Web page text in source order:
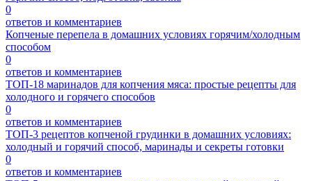
0
ответов и комментариев
Копченые перепела в домашних условиях горячим/холодным
способом
0
ответов и комментариев
ТОП-18 маринадов для копчения мяса: простые рецепты для
холодного и горячего способов
0
ответов и комментариев
ТОП-3 рецептов копченой грудинки в домашних условиях:
холодный и горячий способ, маринады и секреты готовки
0
ответов и комментариев